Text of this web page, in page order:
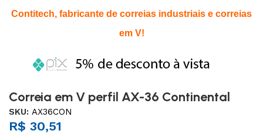
Contitech, fabricante de correias industriais e correias
em V!
Correia em V perfil AX-36 Continental
SKU:AX36CON
R$ 30,51